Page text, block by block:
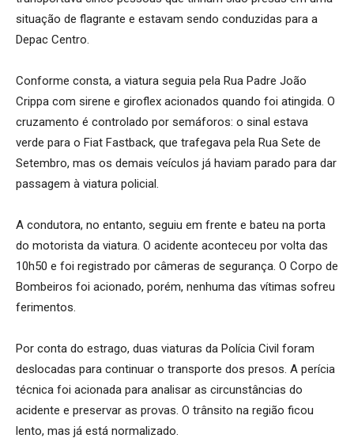
situação de flagrante e estavam sendo conduzidas para a
Depac Centro.
Conforme consta, a viatura seguia pela Rua Padre João
Crippa com sirene e giroflex acionados quando foi atingida. O
cruzamento é controlado por semáforos: o sinal estava
verde para o Fiat Fastback, que trafegava pela Rua Sete de
Setembro, mas os demais veículos já haviam parado para dar
passagem à viatura policial.
A condutora, no entanto, seguiu em frente e bateu na porta
do motorista da viatura. O acidente aconteceu por volta das
10h50 e foi registrado por câmeras de segurança. O Corpo de
Bombeiros foi acionado, porém, nenhuma das vítimas sofreu
ferimentos.
Por conta do estrago, duas viaturas da Polícia Civil foram
deslocadas para continuar o transporte dos presos. A perícia
técnica foi acionada para analisar as circunstâncias do
acidente e preservar as provas. O trânsito na região ficou
lento, mas já está normalizado.